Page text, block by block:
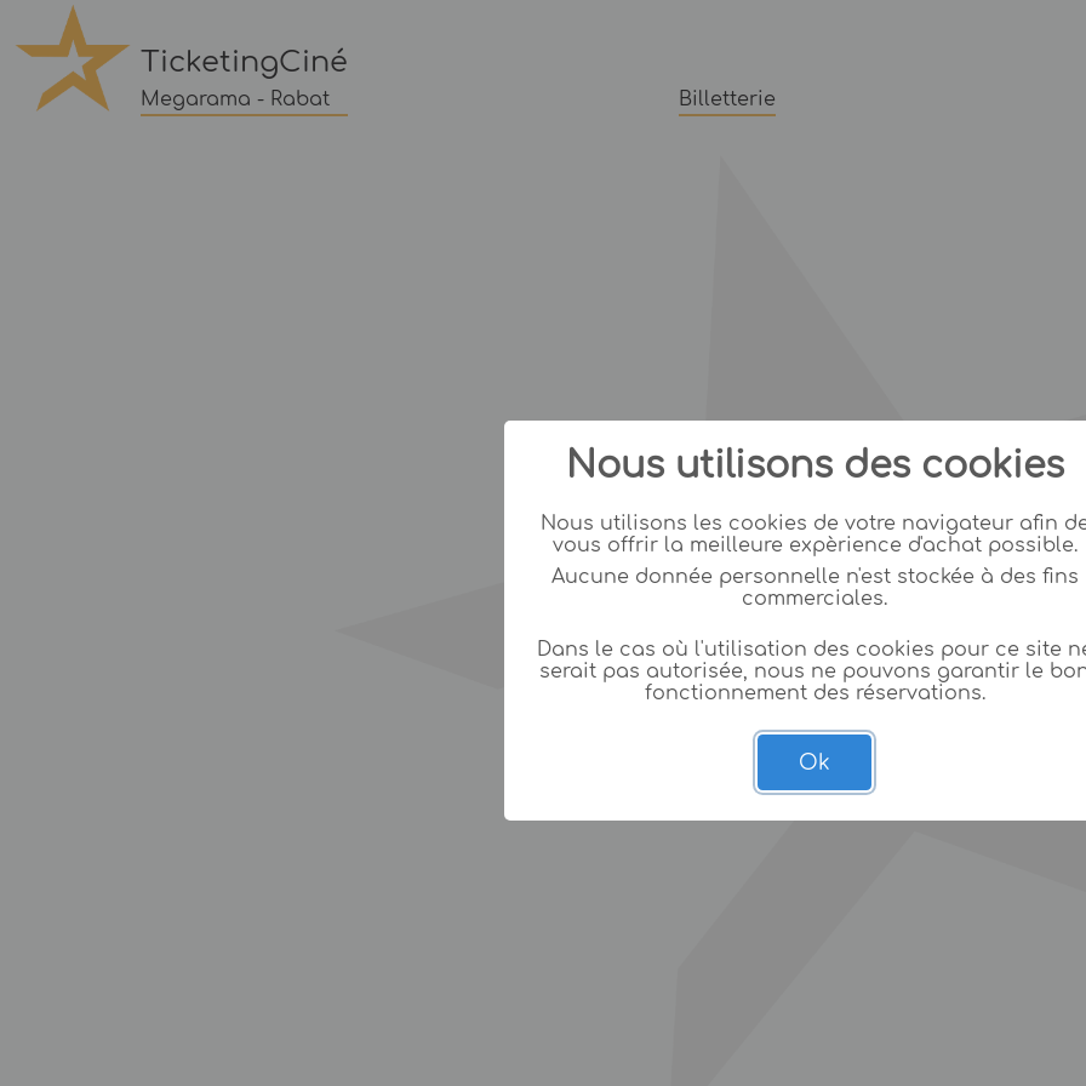
TicketingCiné
Megarama - Rabat Billetterie
Nous utilisons des cookies
Nous utilisons les cookies de votre navigateur afin
vous offrir la meilleure expèrience d'achat possible.
Aucune donnée personnelle n'est stockée à des fins
commerciales.
Dans le cas où l'utilisation des cookies pour ce site
serait pas autorisée, nous ne pouvons garantir le
fonctionnement des réservations.
Ok